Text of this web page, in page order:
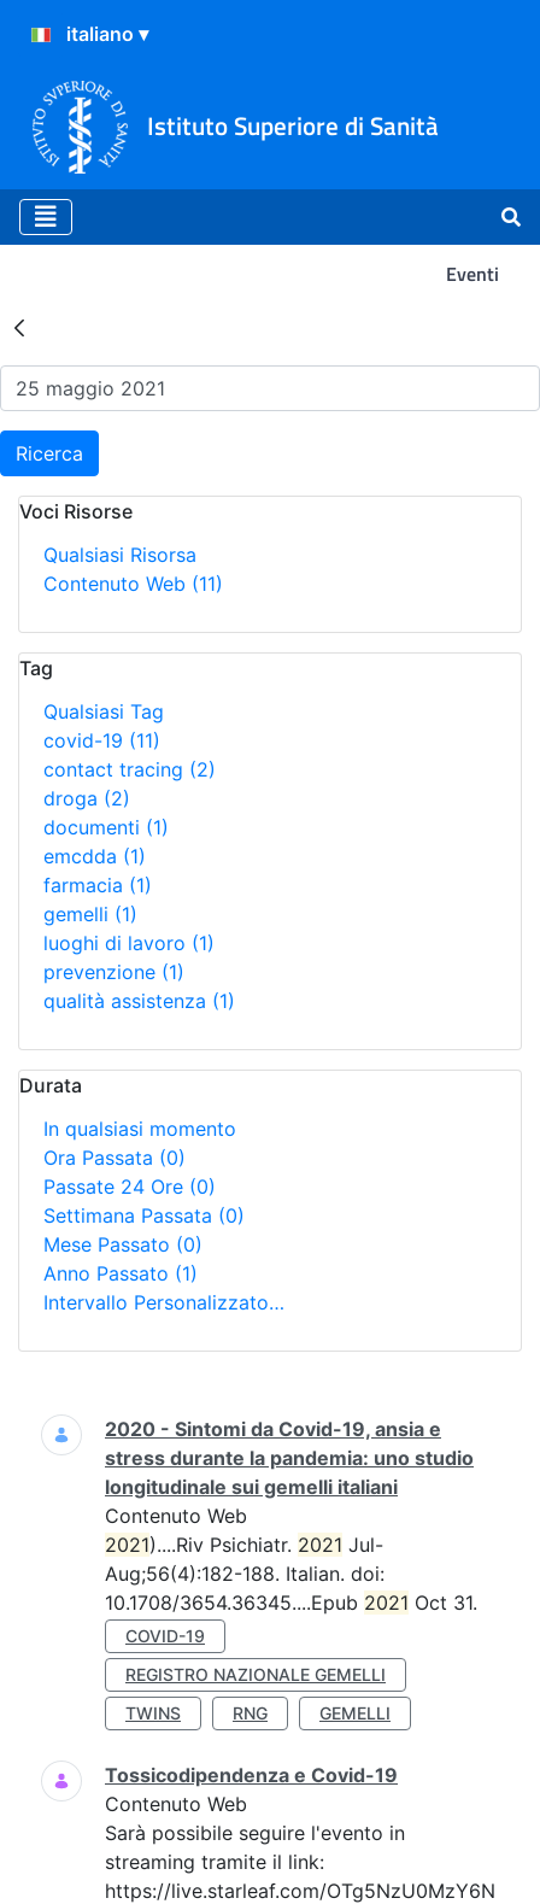
Istituto Superiore di Sanità
Eventi
Risultati della Ricerca -
Ricerca
Voci Risorse
Qualsiasi Risorsa
Contenuto Web (11)
Tag
Qualsiasi Tag
covid-19 (11)
contact tracing (2)
droga (2)
documenti (1)
emcdda (1)
farmacia (1)
gemelli (1)
luoghi di lavoro (1)
prevenzione (1)
qualità assistenza (1)
Durata
In qualsiasi momento
Ora Passata (0)
Passate 24 Ore (0)
Settimana Passata (0)
Mese Passato (0)
Anno Passato (1)
Intervallo Personalizzato…
Ricerca
2020 - Sintomi da Covid-19, ansia e
stress durante la pandemia: uno studio
longitudinale sui gemelli italiani
Contenuto Web
2021)....Riv Psichiatr. 2021 Jul-
Aug;56(4):182-188. Italian. doi:
10.1708/3654.36345....Epub 2021 Oct 31.
COVID-19
REGISTRO NAZIONALE GEMELLI
TWINS
RNG GEMELLI
Tossicodipendenza e Covid-19
Contenuto Web
Sarà possibile seguire l'evento in
streaming tramite il link:
https://live.starleaf.com/OTg5NzU0MzY6N